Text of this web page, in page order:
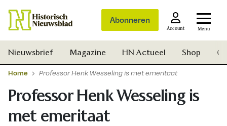
Abonneren
Account Menu
Nieuwsbrief Magazine HN Actueel Shop
Home Professor Henk Wesseling is met emeritaat
Professor Henk Wesseling is
met emeritaat